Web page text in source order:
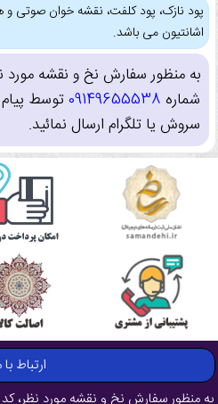
پود نازک، پود کلفت، نقشه خوان صوتی و
اشانتیون می باشد.
به منظور سفارش نخ و نقشه
شماره 09149655538توسط
سروش یا تلگرام ارسال نمائید.
ارتباط با
به منظور سفارش نخ و نقشه مورد نظر،